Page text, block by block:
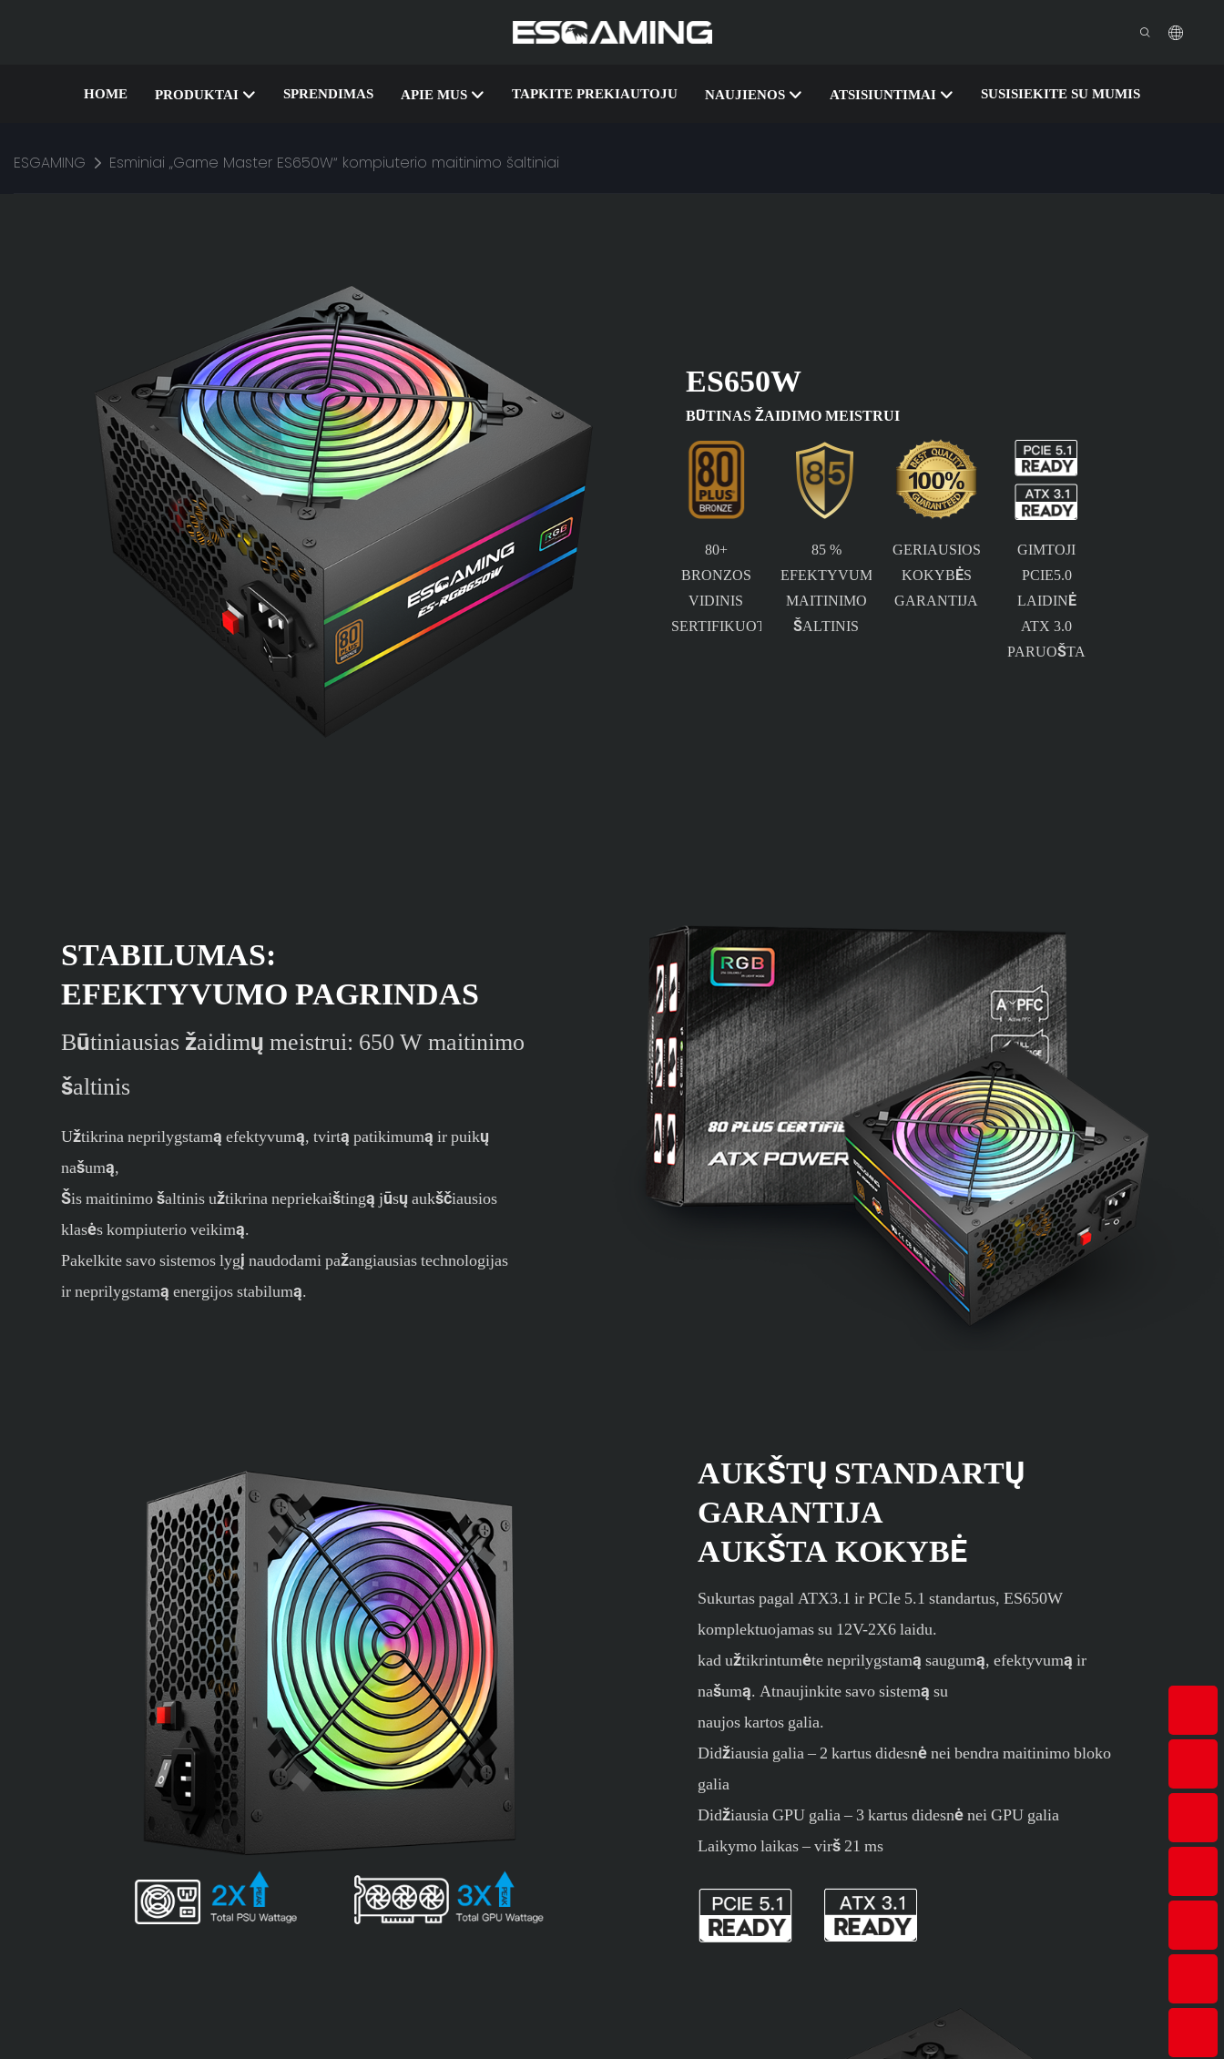
HOME PRODUKTAI SPRENDIMAS APIE MUS TAPKITE PREKIAUTOJU NAUJIENOS ATSISIUNTIMAI SUSISIEKITE SU MUMIS
ESGAMING Esminiai „Game Master ES650W“ kompiuterio maitinimo šaltiniai
ES650W
BŪTINAS ŽAIDIMO MEISTRUI
80+
BRONZOS
VIDINIS
SERTIFIKUOTAS
85 %
EFEKTYVUMO
MAITINIMO
ŠALTINIS
GERIAUSIOS
KOKYBĖS
GARANTIJA
GIMTOJI
PCIE5.0
LAIDINĖ
ATX 3.0
PARUOŠTA
STABILUMAS:
EFEKTYVUMO PAGRINDAS
Būtiniausias žaidimų meistrui: 650 W maitinimo
šaltinis
Užtikrina neprilygstamą efektyvumą, tvirtą patikimumą ir puikų
našumą,
Šis maitinimo šaltinis užtikrina nepriekaištingą jūsų aukščiausios
klasės kompiuterio veikimą.
Pakelkite savo sistemos lygį naudodami pažangiausias technologijas
ir neprilygstamą energijos stabilumą.
AUKŠTŲ STANDARTŲ
GARANTIJA
AUKŠTA KOKYBĖ
Sukurtas pagal ATX3.1 ir PCIe 5.1 standartus, ES650W
komplektuojamas su 12V-2X6 laidu.
kad užtikrintumėte neprilygstamą saugumą, efektyvumą ir
našumą. Atnaujinkite savo sistemą su
naujos kartos galia.
Didžiausia galia – 2 kartus didesnė nei bendra maitinimo bloko
galia
Didžiausia GPU galia – 3 kartus didesnė nei GPU galia
Laikymo laikas – virš 21 ms